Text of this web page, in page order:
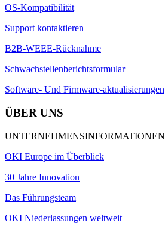
OS-Kompatibilität
Support kontaktieren
B2B-WEEE-Rücknahme
Schwachstellenberichtsformular
Software- Und Firmware-aktualisierungen
ÜBER UNS
UNTERNEHMENSINFORMATIONEN
OKI Europe im Überblick
30 Jahre Innovation
Das Führungsteam
OKI Niederlassungen weltweit